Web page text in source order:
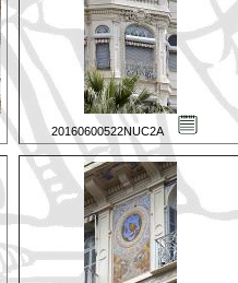
20160600522NUC2A